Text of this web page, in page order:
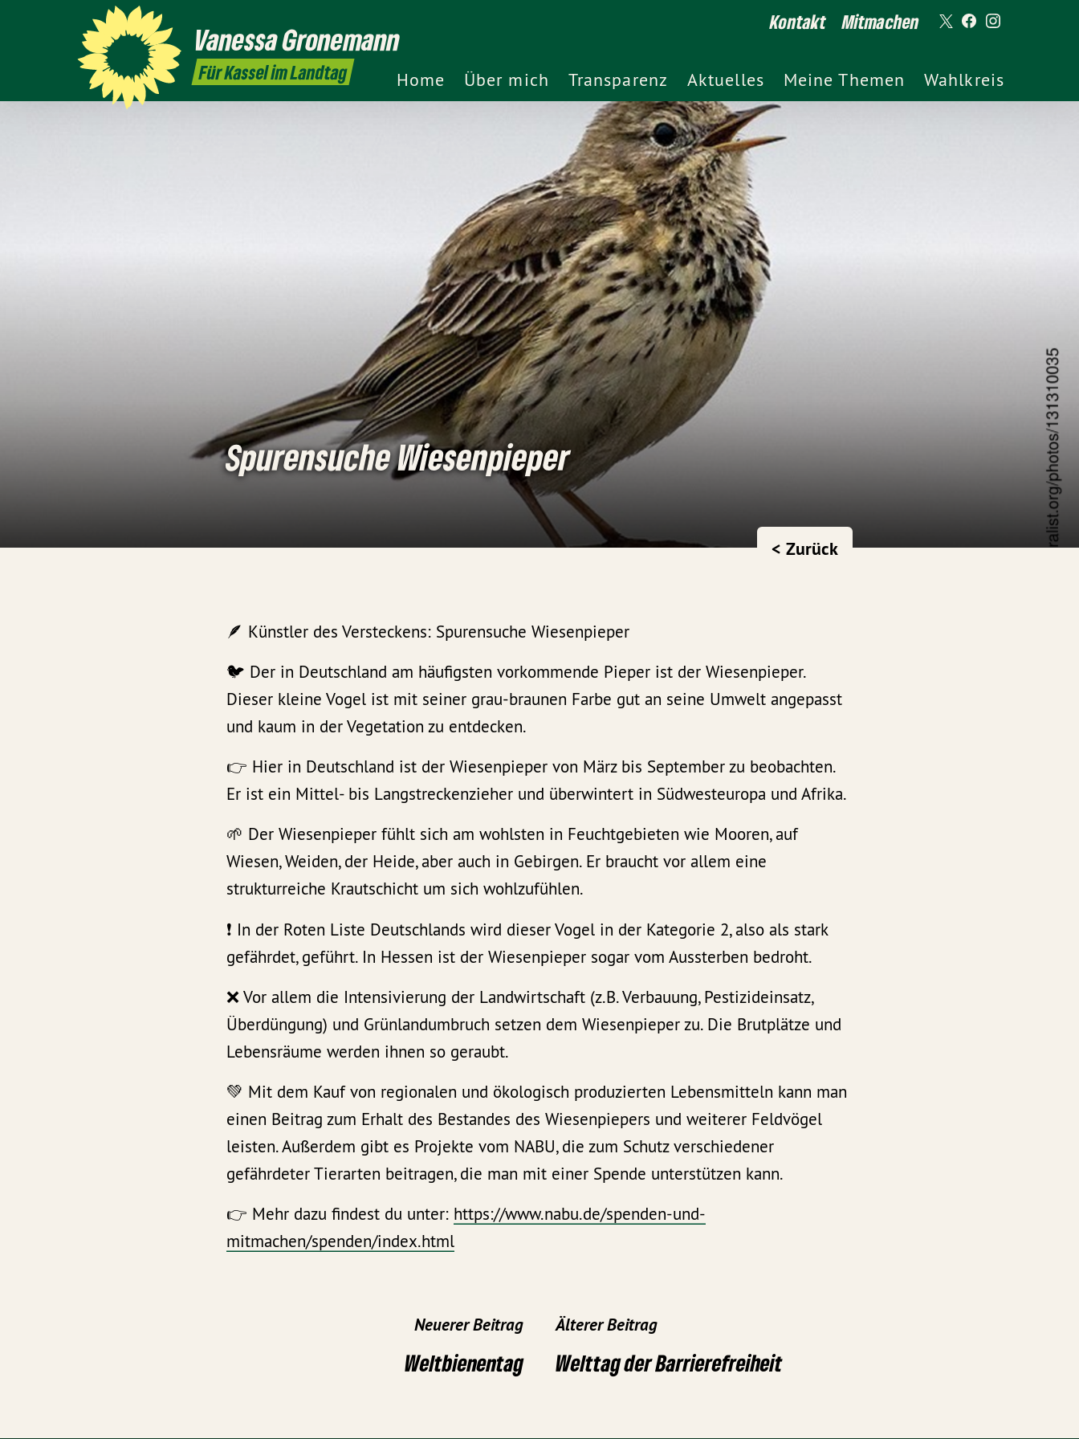
VanessaGronemann
Für Kassel im Landtag
Kontakt Mitmachen
Home Über mich Transparenz Aktuelles Meine Themen Wahlkreis
Spurensuche Wiesenpieper
< Zurück
🪶 Künstler des Versteckens: Spurensuche Wiesenpieper
🐦 Der in Deutschland am häufigsten vorkommende Pieper ist der Wiesenpieper.
Dieser kleine Vogel ist mit seiner grau-braunen Farbe gut an seine Umwelt angepasst
und kaum in der Vegetation zu entdecken.
👉 Hier in Deutschland ist der Wiesenpieper von März bis September zu beobachten.
Er ist ein Mittel- bis Langstreckenzieher und überwintert in Südwesteuropa und Afrika.
🌱 Der Wiesenpieper fühlt sich am wohlsten in Feuchtgebieten wie Mooren, auf
Wiesen, Weiden, der Heide, aber auch in Gebirgen. Er braucht vor allem eine
strukturreiche Krautschicht um sich wohlzufühlen.
❗️ In der Roten Liste Deutschlands wird dieser Vogel in der Kategorie 2, also als stark
gefährdet, geführt. In Hessen ist der Wiesenpieper sogar vom Aussterben bedroht.
❌ Vor allem die Intensivierung der Landwirtschaft (z.B. Verbauung, Pestizideinsatz,
Überdüngung) und Grünlandumbruch setzen dem Wiesenpieper zu. Die Brutplätze und
Lebensräume werden ihnen so geraubt.
💚 Mit dem Kauf von regionalen und ökologisch produzierten Lebensmitteln kann man
einen Beitrag zum Erhalt des Bestandes des Wiesenpiepers und weiterer Feldvögel
leisten. Außerdem gibt es Projekte vom NABU, die zum Schutz verschiedener
gefährdeter Tierarten beitragen, die man mit einer Spende unterstützen kann.
👉 Mehr dazu findest du unter: https://www.nabu.de/spenden-und-
mitmachen/spenden/index.html
Neuerer Beitrag
Weltbienentag
Älterer Beitrag
Welttag der Barrierefreiheit